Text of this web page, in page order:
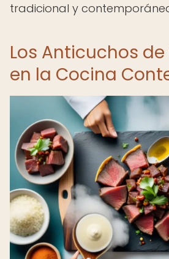
tradicional y
Los Anticuchos
en la Cocina